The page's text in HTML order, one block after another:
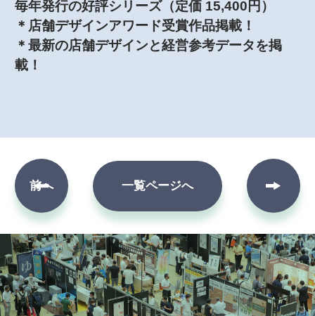
毎年発行の好評シリーズ（定価 15,400円）
＊店舗デザインアワード受賞作品掲載！
＊最新の店舗デザインと経営参考データを掲
載！
前へ 一覧ページへ
次へ